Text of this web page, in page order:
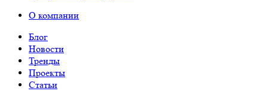
О компании
Блог
Новости
Тренды
Проекты
Статьи